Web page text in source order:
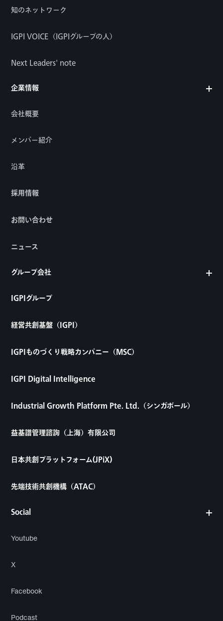
Social
Youtube
X
Facebook
Podcast
知のネットワーク
IGPI VOICE（IGPIグループの人）
Next Leaders' note
企業情報
会社概要
メンバー紹介
沿革
採用情報
お問い合わせ
ニュース
グループ会社
IGPIグループ
経営共創基盤（IGPI）
IGPIものづくり戦略カンパニー（MSC）
IGPI Digital Intelligence
Industrial Growth Platform Pte. Ltd.（シンガポール）
益基譜管理諮詢（上海）有限公司
日本共創プラットフォーム(JPiX)
先端技術共創機構（ATAC）